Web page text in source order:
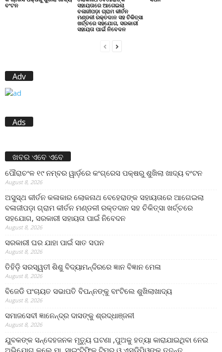
ବଂଟନ
ସହାୟତାରେ ଆଗେଇଲା
ବଳାଜୀପଡ଼ା ଗ୍ରାମ କୀର୍ତନ
ମଣ୍ଡଳୀ ରକ୍ତଦାନ ସହ ଚିକିତ୍ସା
ଖର୍ଚ୍ଚରେ ସହଯୋଗ, ସରକାରୀ
ସହାୟତା ପାଇଁ ନିବେଦନ
Adv
Ads
ଖବର ଏବେ ଏବେ
ପୌରାଚଂଳ ୧୯ ନମ୍ବର ୱାର୍ଡ଼ରେ କଂଗ୍ରେସ ପକ୍ଷରୁ ଶୁଖିଲା ଖାଦ୍ୟ ବଂଟନ
August 8, 2026
ଅସୁସ୍ଥ କୀର୍ତନ କଳାକାର ଲୋକନାଥ ବେହେରାଙ୍କ ସହାୟତାରେ ଆଗେଇଲା
ବଳାଜୀପଡ଼ା ଗ୍ରାମ କୀର୍ତନ ମଣ୍ଡଳୀ ରକ୍ତଦାନ ସହ ଚିକିତ୍ସା ଖର୍ଚ୍ଚରେ
ସହଯୋଗ, ସରକାରୀ ସହାୟତା ପାଇଁ ନିବେଦନ
August 8, 2026
ସରକାରୀ ଘର ଯାହା ପାଇଁ ସାତ ସପନ
August 8, 2026
ତିହିଡି଼ ସରସ୍ୱତୀ ଶିଶୁ ବିଦ୍ୟାମନ୍ଦିରରେ ଜ୍ଞାନ ବିଜ୍ଞାନ ମେଳା
August 8, 2026
ବିଜେଡି ପଂଚାୟତ ସଭାପତି ବିପନ୍ନଙ୍କୁ ବାଂଟିଲେ ଶୁଖିଲାଖାଦ୍ୟ
August 8, 2026
ସମାଜସେବୀ ଜ୍ଞାନେନ୍ଦ୍ର ଦାସଙ୍କୁ ଶ୍ରଦ୍ଧାଞ୍ଜଳୀ
August 8, 2026
ଯୁବକଙ୍କ ସନ୍ଦେହଜନକ ମୃତ୍ୟୁ ଘଟଣା ,ପୁଅକୁ ହତ୍ୟା କାରାଯାଇଥିବା ନେଇ